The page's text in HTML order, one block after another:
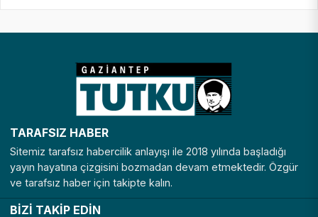
TARAFSIZ HABER
Sitemiz tarafsız habercilik anlayışı ile 2018 yılında başladığı
yayın hayatına çizgisini bozmadan devam etmektedir. Özgür
ve tarafsız haber için takipte kalın.
BİZİ TAKİP EDİN